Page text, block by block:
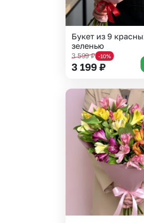
Букет из 9
зеленью
3 599₽ -10%
3 199 ₽